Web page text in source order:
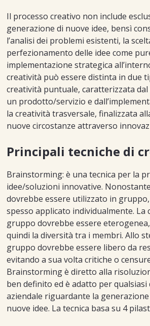
Il processo creativo non include
generazione di nuove idee, bensì
l’analisi dei problemi esistenti, la
perfezionamento delle idee come
implementazione strategica
creatività può essere distinta in due
creatività puntuale, caratterizzata
un prodotto/servizio e
la creatività trasversale, finalizzata
nuove circostanze attraverso
Principali tecniche di
Brainstorming: è una tecnica per la
idee/soluzioni innovative.
dovrebbe essere utilizzato in
spesso applicato individualmente. La
gruppo dovrebbe essere
quindi la diversità tra i membri. Allo
gruppo dovrebbe essere libero da
evitando a sua volta critiche o
Brainstorming è diretto alla
ben definito ed è adatto per qualsiasi
aziendale riguardante la
nuove idee. La tecnica basa su 4